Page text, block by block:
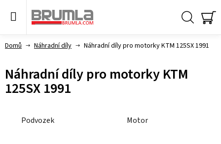
Domů Náhradní díly Náhradní díly pro motorky KTM 125SX 1991
Náhradní díly pro motorky KTM
125SX 1991
Podvozek Motor